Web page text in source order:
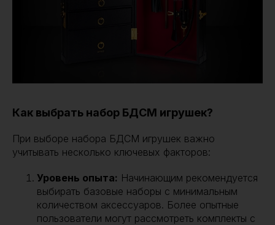
Как выбрать набор БДСМ игрушек?
При выборе набора БДСМ игрушек важно
учитывать несколько ключевых факторов:
Уровень опыта: Начинающим рекомендуется
выбирать базовые наборы с минимальным
количеством аксессуаров. Более опытные
пользователи могут рассмотреть комплекты с